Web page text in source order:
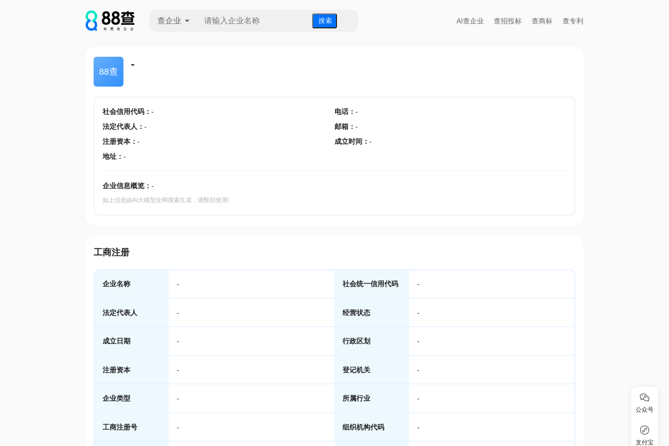
查企业 搜 索 AI查企业 查招投标 查商标 查专利
88查
-
社会信用代码： - 电话： -
法定代表人 ： - 邮箱 ： -
注册资本： - 成立时间 ： -
地址： -
企业信息概览： -
如上信息由AI大模型全网搜索生成，请甄别使用!
工商注册
企业名称 - 社会统一信用代码 -
法定代表人 - 经营状态 -
成立日期 - 行政区划 -
注册资本 - 登记机关 -
企业类型 - 所属行业 -
工商注册号 - 组织机构代码 -
公众号
支付宝